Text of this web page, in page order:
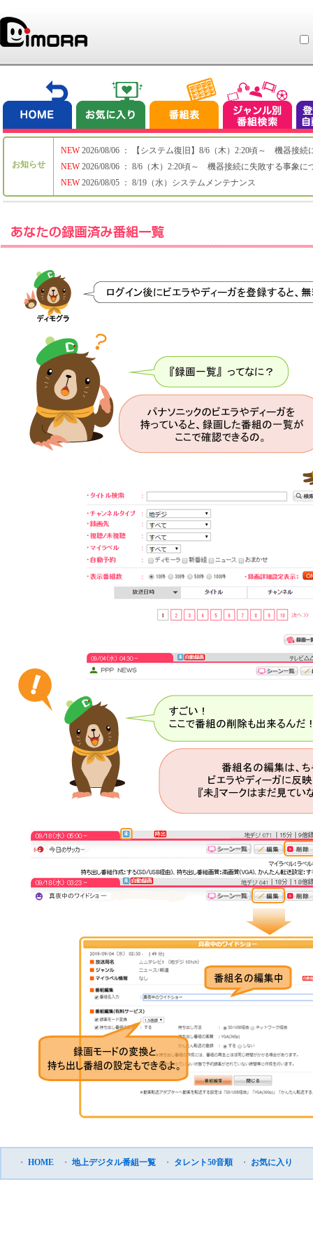
お知らせ
NEW
NEW
NEW
2026/08/06 ： 【システム復旧】8/6（木）2:20頃～ 機器接続
2026/08/06 ： 8/6（木）2:20頃～ 機器接続に失敗する事象に
2026/08/05 ： 8/19（水）システムメンテナンス
・ HOME ・ 地上デジタル番組一覧 ・ タレント50音順 ・ お気に入り